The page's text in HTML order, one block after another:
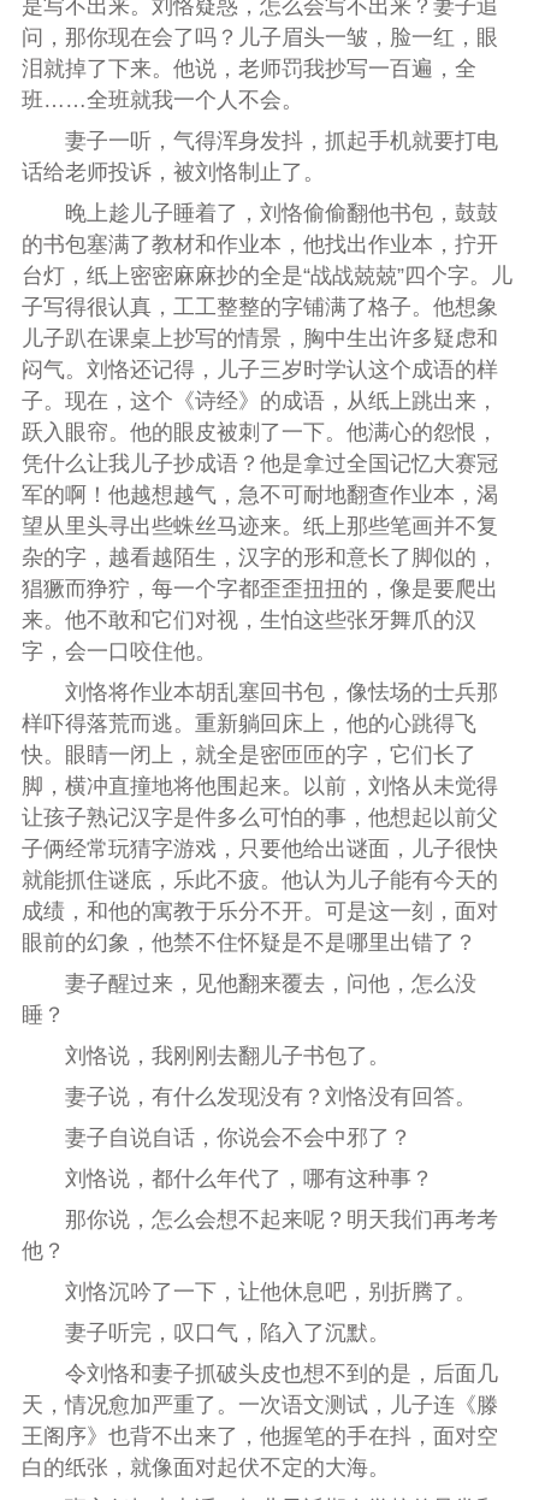
是写不出来。刘恪疑惑，怎么会写不出来？妻子追
问，那你现在会了吗？儿子眉头一皱，脸一红，眼
泪就掉了下来。他说，老师罚我抄写一百遍，全
班……全班就我一个人不会。
妻子一听，气得浑身发抖，抓起手机就要打电
话给老师投诉，被刘恪制止了。
晚上趁儿子睡着了，刘恪偷偷翻他书包，鼓鼓
的书包塞满了教材和作业本，他找出作业本，拧开
台灯，纸上密密麻麻抄的全是“战战兢兢”四个字。儿
子写得很认真，工工整整的字铺满了格子。他想象
儿子趴在课桌上抄写的情景，胸中生出许多疑虑和
闷气。刘恪还记得，儿子三岁时学认这个成语的样
子。现在，这个《诗经》的成语，从纸上跳出来，
跃入眼帘。他的眼皮被刺了一下。他满心的怨恨，
凭什么让我儿子抄成语？他是拿过全国记忆大赛冠
军的啊！他越想越气，急不可耐地翻查作业本，渴
望从里头寻出些蛛丝马迹来。纸上那些笔画并不复
杂的字，越看越陌生，汉字的形和意长了脚似的，
猖獗而狰狞，每一个字都歪歪扭扭的，像是要爬出
来。他不敢和它们对视，生怕这些张牙舞爪的汉
字，会一口咬住他。
刘恪将作业本胡乱塞回书包，像怯场的士兵那
样吓得落荒而逃。重新躺回床上，他的心跳得飞
快。眼睛一闭上，就全是密匝匝的字，它们长了
脚，横冲直撞地将他围起来。以前，刘恪从未觉得
让孩子熟记汉字是件多么可怕的事，他想起以前父
子俩经常玩猜字游戏，只要他给出谜面，儿子很快
就能抓住谜底，乐此不疲。他认为儿子能有今天的
成绩，和他的寓教于乐分不开。可是这一刻，面对
眼前的幻象，他禁不住怀疑是不是哪里出错了？
妻子醒过来，见他翻来覆去，问他，怎么没
睡？
刘恪说，我刚刚去翻儿子书包了。
妻子说，有什么发现没有？刘恪没有回答。
妻子自说自话，你说会不会中邪了？
刘恪说，都什么年代了，哪有这种事？
那你说，怎么会想不起来呢？明天我们再考考
他？
刘恪沉吟了一下，让他休息吧，别折腾了。
妻子听完，叹口气，陷入了沉默。
令刘恪和妻子抓破头皮也想不到的是，后面几
天，情况愈加严重了。一次语文测试，儿子连《滕
王阁序》也背不出来了，他握笔的手在抖，面对空
白的纸张，就像面对起伏不定的大海。